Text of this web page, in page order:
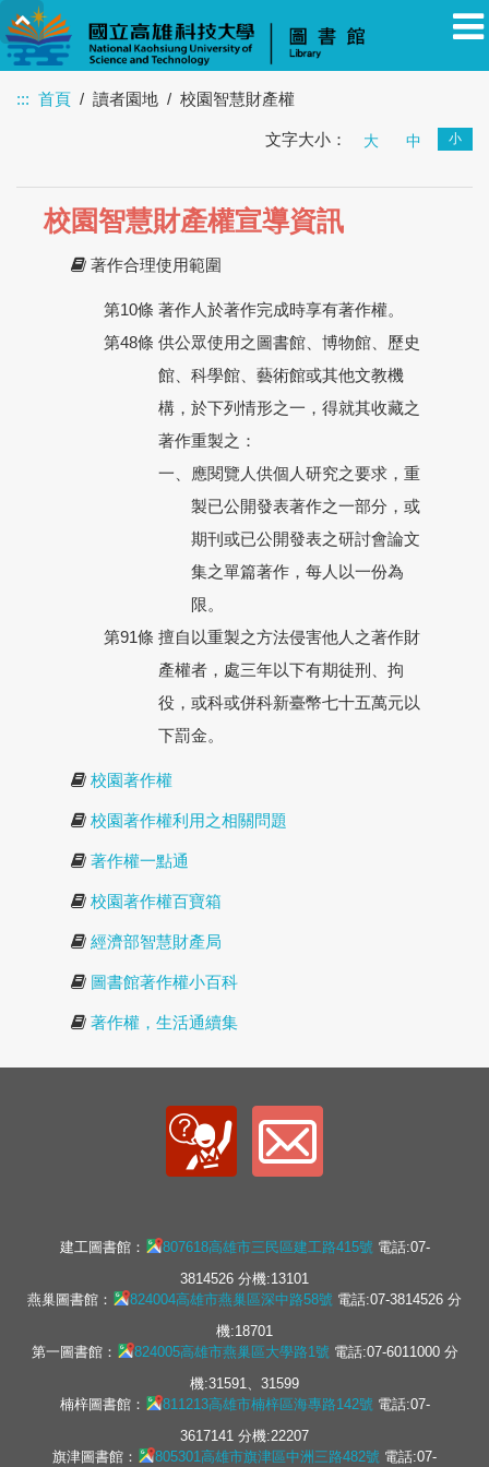
其他 訪客
::: 首頁 讀者園地 校園智慧財產權
文字大小： 大 中 小
校園智慧財產權宣導資訊
著作合理使用範圍
第10條 著作人於著作完成時享有著作權。
第48條 供公眾使用之圖書館、博物館、歷史
館、科學館、藝術館或其他文教機
構，於下列情形之一，得就其收藏之
著作重製之：
一、 應閱覽人供個人研究之要求，重
製已公開發表著作之一部分，或
期刊或已公開發表之研討會論文
集之單篇著作，每人以一份為
限。
第91條 擅自以重製之方法侵害他人之著作財
產權者，處三年以下有期徒刑、拘
役，或科或併科新臺幣七十五萬元以
下罰金。
校園著作權
校園著作權利用之相關問題
著作權一點通
校園著作權百寶箱
經濟部智慧財產局
圖書館著作權小百科
著作權，生活通續集
建工圖書館： 807618高雄市三民區建工路415號電話:07-
3814526 分機:13101
燕巢圖書館：
824004高雄市燕巢區深中路58號 電話:07-3814526 分
機:18701
第一圖書館：
824005高雄市燕巢區大學路1號電話:07-6011000 分
機:31591、31599
楠梓圖書館：
811213高雄市楠梓區海專路142號電話:07-
3617141 分機:22207
旗津圖書館：
805301高雄市旗津區中洲三路482號 電話:07-